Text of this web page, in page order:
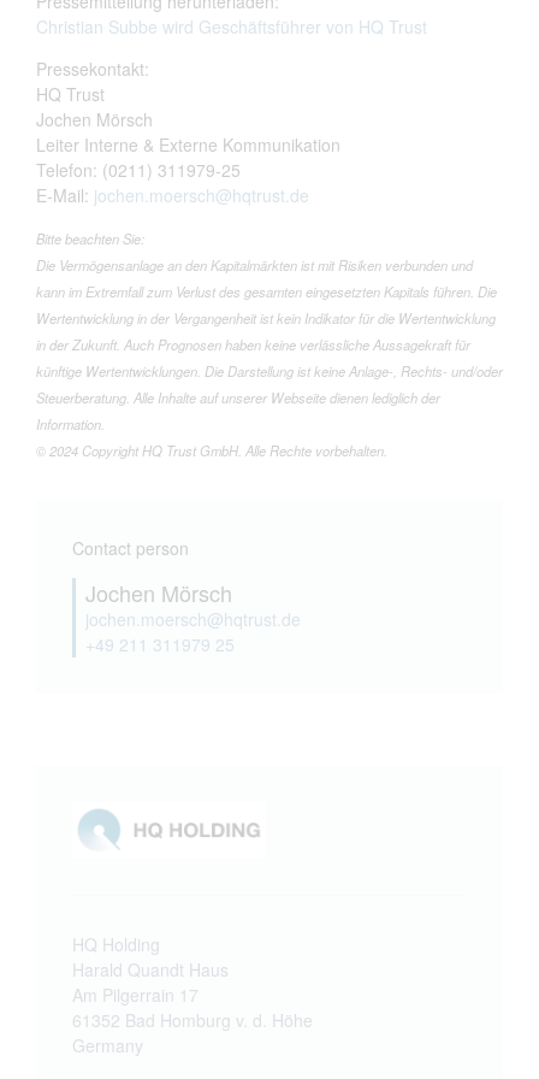
Christian Subbe wird Geschäftsführer von HQ Trust
Pressekontakt:
HQ Trust
Jochen Mörsch
Leiter Interne & Externe Kommunikation
Telefon: (0211) 311979-25
E-Mail: jochen.moersch@hqtrust.de
Bitte beachten Sie:
Die Vermögensanlage an den Kapitalmärkten ist mit Risiken verbunden und
kann im Extremfall zum Verlust des gesamten eingesetzten Kapitals führen. Die
Wertentwicklung in der Vergangenheit ist kein Indikator für die Wertentwicklung
in der Zukunft. Auch Prognosen haben keine verlässliche Aussagekraft für
künftige Wertentwicklungen. Die Darstellung ist keine Anlage-, Rechts- und/oder
Steuerberatung. Alle Inhalte auf unserer Webseite dienen lediglich der
Information.
© 2024 Copyright HQ Trust GmbH. Alle Rechte vorbehalten.
Contact person
Jochen Mörsch
jochen.moersch@hqtrust.de
+49 211 311979 25
HQ Holding
Harald Quandt Haus
Am Pilgerrain 17
61352 Bad Homburg v. d. Höhe
Germany